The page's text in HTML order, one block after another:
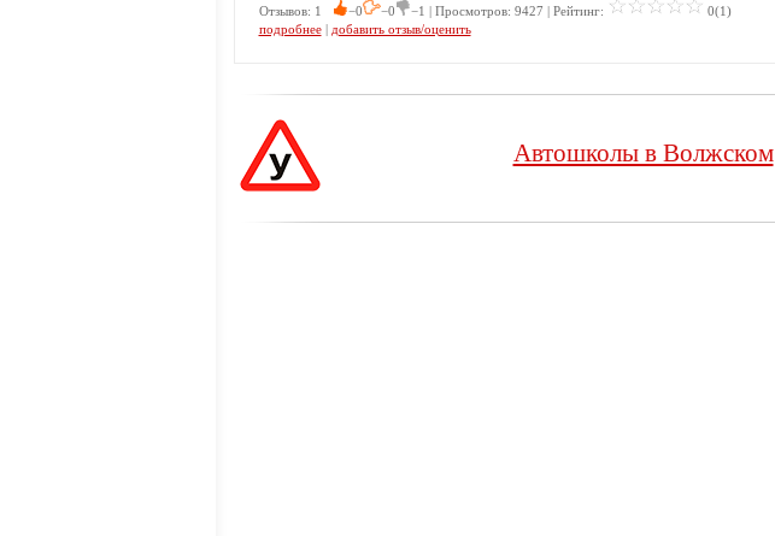
Отзывов: 1 −0 −0 −1 | Просмотров: 9427 | Рейтинг:
0(1)
подробнее| добавить отзыв/оценить
Автошколы в Волжском